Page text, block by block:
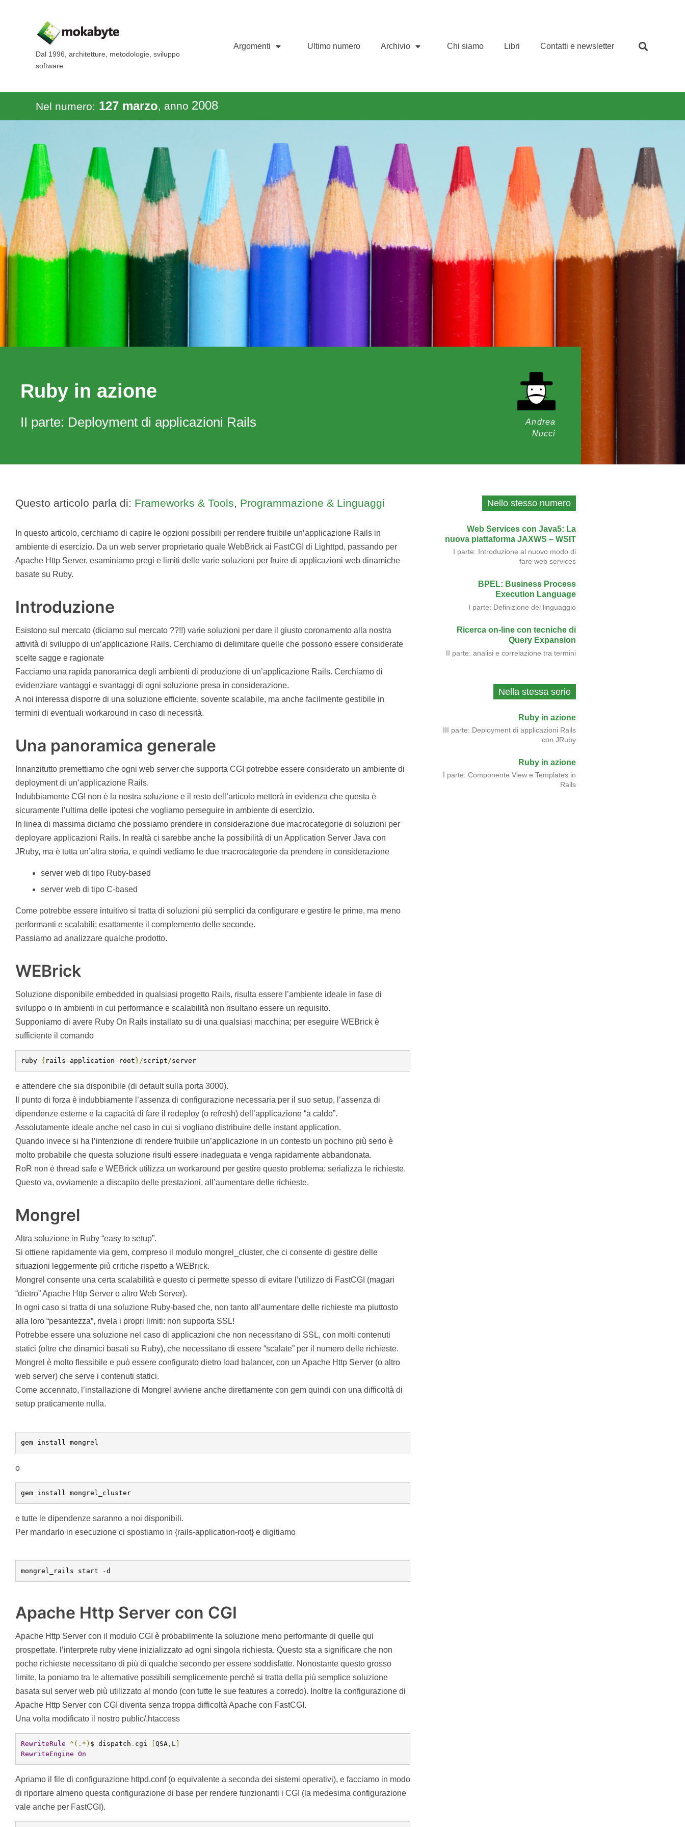
Dal 1996, architetture, metodologie, sviluppo
software
Argomenti Ultimo numero Archivio Chi siamo Libri Contatti e newsletter
Nel numero: 127 marzo, anno 2008
Ruby in azione
II parte: Deployment di applicazioni Rails
Andrea
Nucci
Questo articolo parla di: Frameworks & Tools, Programmazione & Linguaggi
In questo articolo, cerchiamo di capire le opzioni possibili per rendere fruibile un‘applicazione Rails in
ambiente di esercizio. Da un web server proprietario quale WebBrick ai FastCGI di Lighttpd, passando per
Apache Http Server, esaminiamo pregi e limiti delle varie soluzioni per fruire di applicazioni web dinamiche
basate su Ruby.
Introduzione
Esistono sul mercato (diciamo sul mercato ??!!) varie soluzioni per dare il giusto coronamento alla nostra
attività di sviluppo di un’applicazione Rails. Cerchiamo di delimitare quelle che possono essere considerate
scelte sagge e ragionate
Facciamo una rapida panoramica degli ambienti di produzione di un’applicazione Rails. Cerchiamo di
evidenziare vantaggi e svantaggi di ogni soluzione presa in considerazione.
A noi interessa disporre di una soluzione efficiente, sovente scalabile, ma anche facilmente gestibile in
termini di eventuali workaround in caso di necessità.
Una panoramica generale
Innanzitutto premettiamo che ogni web server che supporta CGI potrebbe essere considerato un ambiente di
deployment di un’applicazione Rails.
Indubbiamente CGI non è la nostra soluzione e il resto dell’articolo metterà in evidenza che questa è
sicuramente l’ultima delle ipotesi che vogliamo perseguire in ambiente di esercizio.
In linea di massima diciamo che possiamo prendere in considerazione due macrocategorie di soluzioni per
deployare applicazioni Rails. In realtà ci sarebbe anche la possibilità di un Application Server Java con
JRuby, ma è tutta un’altra storia, e quindi vediamo le due macrocategorie da prendere in considerazione
server web di tipo Ruby-based
server web di tipo C-based
Come potrebbe essere intuitivo si tratta di soluzioni più semplici da configurare e gestire le prime, ma meno
performanti e scalabili; esattamente il complemento delle seconde.
Passiamo ad analizzare qualche prodotto.
WEBrick
Soluzione disponibile embedded in qualsiasi progetto Rails, risulta essere l’ambiente ideale in fase di
sviluppo o in ambienti in cui performance e scalabilità non risultano essere un requisito.
Supponiamo di avere Ruby On Rails installato su di una qualsiasi macchina; per eseguire WEBrick è
sufficiente il comando
ruby { rails - application - root }/script/server
e attendere che sia disponibile (di default sulla porta 3000).
Il punto di forza è indubbiamente l’assenza di configurazione necessaria per il suo setup, l’assenza di
dipendenze esterne e la capacità di fare il redeploy (o refresh) dell’applicazione “a caldo”.
Assolutamente ideale anche nel caso in cui si vogliano distribuire delle instant application.
Quando invece si ha l’intenzione di rendere fruibile un’applicazione in un contesto un pochino più serio è
molto probabile che questa soluzione risulti essere inadeguata e venga rapidamente abbandonata.
RoR non è thread safe e WEBrick utilizza un workaround per gestire questo problema: serializza le richieste.
Questo va, ovviamente a discapito delle prestazioni, all’aumentare delle richieste.
Mongrel
Altra soluzione in Ruby “easy to setup”.
Si ottiene rapidamente via gem, compreso il modulo mongrel_cluster, che ci consente di gestire delle
situazioni leggermente più critiche rispetto a WEBrick.
Mongrel consente una certa scalabilità e questo ci permette spesso di evitare l’utilizzo di FastCGI (magari
“dietro” Apache Http Server o altro Web Server).
In ogni caso si tratta di una soluzione Ruby-based che, non tanto all’aumentare delle richieste ma piuttosto
alla loro “pesantezza”, rivela i propri limiti: non supporta SSL!
Potrebbe essere una soluzione nel caso di applicazioni che non necessitano di SSL, con molti contenuti
statici (oltre che dinamici basati su Ruby), che necessitano di essere “scalate” per il numero delle richieste.
Mongrel è molto flessibile e può essere configurato dietro load balancer, con un Apache Http Server (o altro
web server) che serve i contenuti statici.
Come accennato, l’installazione di Mongrel avviene anche direttamente con gem quindi con una difficoltà di
setup praticamente nulla.
gem install mongrel
o
gem install mongrel_cluster
e tutte le dipendenze saranno a noi disponibili.
Per mandarlo in esecuzione ci spostiamo in {rails-application-root} e digitiamo
mongrel_rails start -d
Apache Http Server con CGI
Apache Http Server con il modulo CGI è probabilmente la soluzione meno performante di quelle qui
prospettate. l’interprete ruby viene inizializzato ad ogni singola richiesta. Questo sta a significare che non
poche richieste necessitano di più di qualche secondo per essere soddisfatte. Nonostante questo grosso
limite, la poniamo tra le alternative possibili semplicemente perchè si tratta della più semplice soluzione
basata sul server web più utilizzato al mondo (con tutte le sue features a corredo). Inoltre la configurazione di
Apache Http Server con CGI diventa senza troppa difficoltà Apache con FastCGI.
Una volta modificato il nostro public/.htaccess
RewriteRule ^(.*) $ dispatch . cgi QSA , L
RewriteEngine On
Apriamo il file di configurazione httpd.conf (o equivalente a seconda dei sistemi operativi), e facciamo in modo
di riportare almeno questa configurazione di base per rendere funzionanti i CGI (la medesima configurazione
vale anche per FastCGI).
Nello stesso numero
Web Services con Java5: La
nuova piattaforma JAXWS – WSIT
I parte: Introduzione al nuovo modo di
fare web services
BPEL: Business Process
Execution Language
I parte: Definizione del linguaggio
Ricerca on-line con tecniche di
Query Expansion
II parte: analisi e correlazione tra termini
Nella stessa serie
Ruby in azione
III parte: Deployment di applicazioni Rails
con JRuby
Ruby in azione
I parte: Componente View e Templates in
Rails